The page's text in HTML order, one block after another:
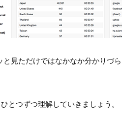
見ただけではなかなか分かりづ
とつずつ理解していきましょう。